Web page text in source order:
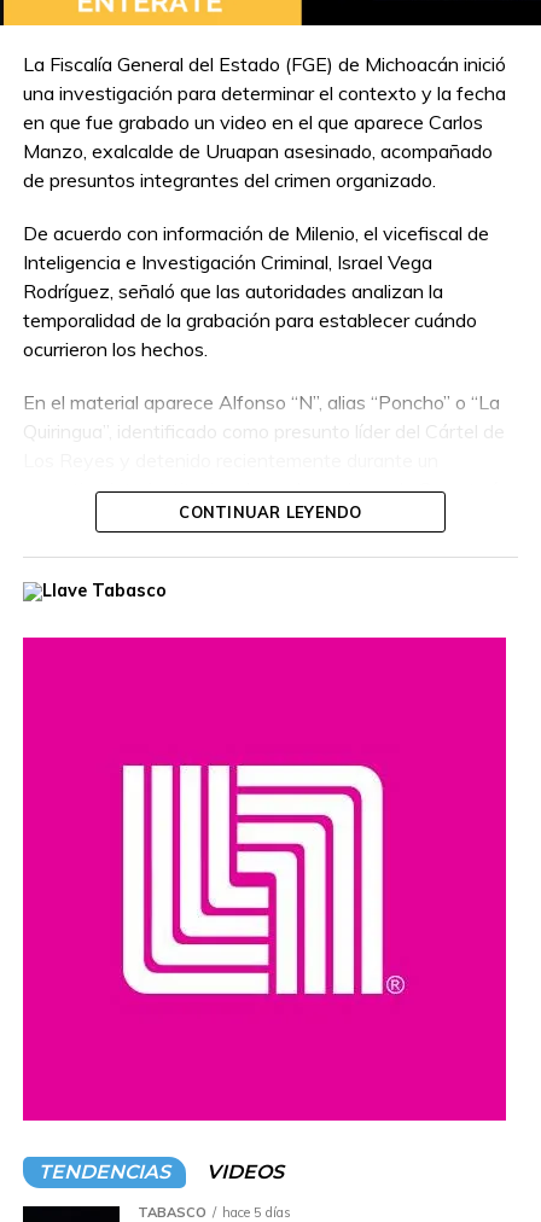
TEMAS RELACIONADOS: MORDIDA
TRANSITO
TRANSPORTE
A CONTINUACIÓN
Hombre es mordido por serpiente cascabel
Ximena Pichel, señalada como “Lady
Racista”, es agredida al salir de audiencia
La Fiscalía General del Estado (FGE) de Michoacán inició
una investigación para determinar el contexto y la fecha
en que fue grabado un video en el que aparece Carlos
Manzo, exalcalde de Uruapan asesinado, acompañado
de presuntos integrantes del crimen organizado.
De acuerdo con información de Milenio, el vicefiscal de
Inteligencia e Investigación Criminal, Israel Vega
Rodríguez, señaló que las autoridades analizan la
temporalidad de la grabación para establecer cuándo
ocurrieron los hechos.
En el material aparece Alfonso “N”, alias “Poncho” o “La
Quiringua”, identificado como presunto líder del Cártel de
operativo interinstitucional encabezado por la Secretaría
de la Defensa Nacional.
Unidos, que habían ofrecido una recompensa de hasta
CONTINUAR LEYENDO
TENDENCIAS VIDEOS
TABASCO hace 5 días